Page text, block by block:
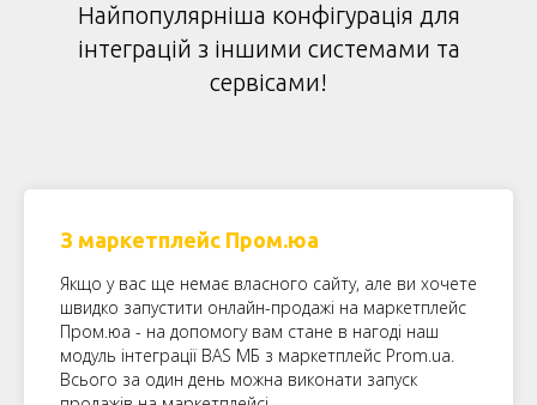
Найпопулярніша конфігурація для
інтеграцій з іншими системами та
сервісами!
З маркетплейс Пром.юа
Якщо у вас ще немає власного сайту, але ви хочете
швидко запустити онлайн-продажі на маркетплейс
Пром.юа - на допомогу вам стане в нагоді наш
модуль інтеграції BAS МБ з маркетплейс Prom.ua.
Всього за один день можна виконати запуск